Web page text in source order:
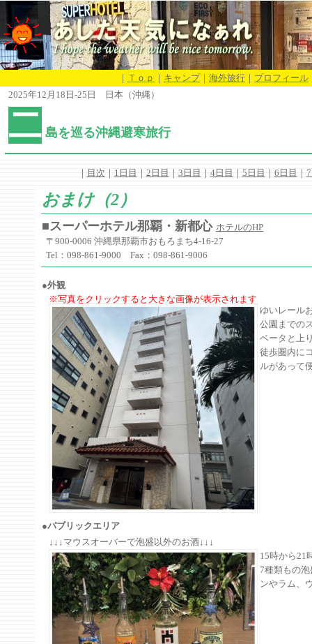
｜ Ｔｏｐ ｜ キャンプ｜ 海外旅行 ｜ プロフィール
2025年12月18日-25日 日本（沖縄）
二 島を巡る沖縄避寒旅行
｜ 目次 ｜ 1日目 ｜ 2日目 ｜ 3日目 ｜ 4日目 ｜ 5日目 ｜ 6日目 ｜
おまけ（2）
■スーパーホテル那覇・新都心 ホテルのHP
〒900-0006 沖縄県那覇市おもろまち4-16-27
Tel：098-861-9000 Fax：098-861-9006
●外観
※写真をクリックすると大きな画像が表示されます
ゆいレール
公園までの
ベータと上
徒歩圏内に
ルがあって
●パブリックエリア
↓↓↓マウスオーバーで泡盛以外のお酒↓↓↓
15時から21
7種類もの
ンやラム、